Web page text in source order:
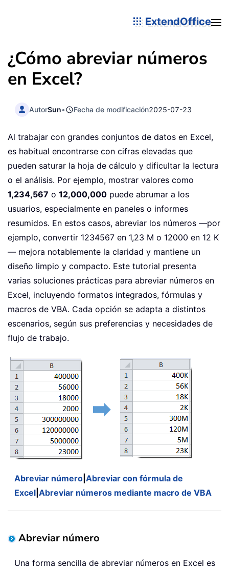
ExtendOffice
¿Cómo abreviar números
en Excel?
AutorSun• Fecha de modificación2025-07-23
Al trabajar con grandes conjuntos de datos en Excel,
es habitual encontrarse con cifras elevadas que
pueden saturar la hoja de cálculo y dificultar la lectura
o el análisis. Por ejemplo, mostrar valores como
1,234,567 o 12,000,000 puede abrumar a los
usuarios, especialmente en paneles o informes
resumidos. En estos casos, abreviar los números —por
ejemplo, convertir 1234567 en 1,23 M o 12000 en 12 K
— mejora notablemente la claridad y mantiene un
diseño limpio y compacto. Este tutorial presenta
varias soluciones prácticas para abreviar números en
Excel, incluyendo formatos integrados, fórmulas y
macros de VBA. Cada opción se adapta a distintos
escenarios, según sus preferencias y necesidades de
flujo de trabajo.
Abreviar número Abreviar con fórmula de
Excel Abreviar números mediante macro de VBA
Abreviar número
Una forma sencilla de abreviar números en Excel es